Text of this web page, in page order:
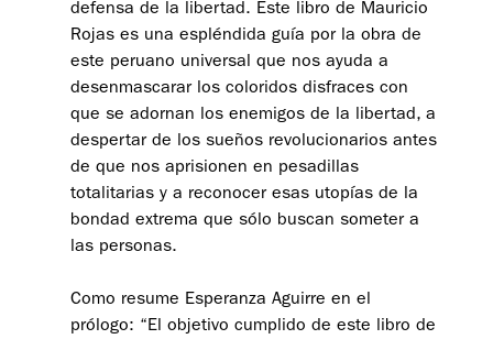
defensa de la libertad. Este libro de Mauricio
Rojas es una espléndida guía por la obra de
este peruano universal que nos ayuda a
desenmascarar los coloridos disfraces con
que se adornan los enemigos de la libertad, a
despertar de los sueños revolucionarios antes
de que nos aprisionen en pesadillas
totalitarias y a reconocer esas utopías de la
bondad extrema que sólo buscan someter a
las personas.
Como resume Esperanza Aguirre en el
prólogo: “El objetivo cumplido de este libro de